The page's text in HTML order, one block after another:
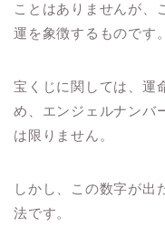
ことはありませんが、
運を象徴するものです。
宝くじに関しては、運
め、エンジェルナンバ
は限りません。
しかし、この数字が出
法です。